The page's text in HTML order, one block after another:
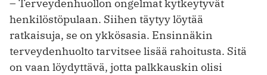
– Terveydenhuollon ongelmat kytkeytyvät
henkilöstöpulaan. Siihen täytyy löytää
ratkaisuja, se on ykkösasia. Ensinnäkin
terveydenhuolto tarvitsee lisää rahoitusta. Sitä
on vaan löydyttävä, jotta palkkauskin olisi